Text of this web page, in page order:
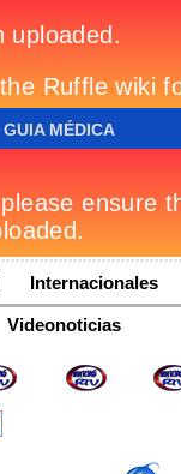
GUIA MÉDICA
Internacionales
Videonoticias